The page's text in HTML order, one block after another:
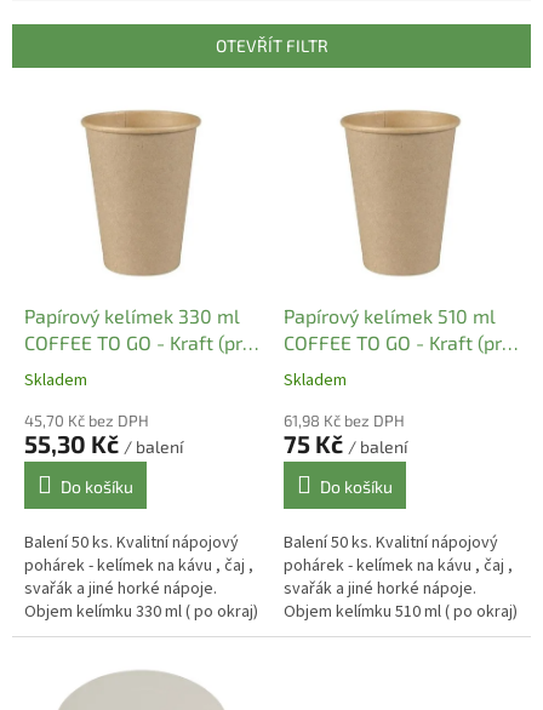
r
OTEVŘÍT FILTR
Papírový kelímek 330 ml
COFFEE TO GO - Kraft (pr.
80 mm) (50 ks)
Skladem
45,70 Kč bez DPH
55,30 Kč / balení
Do košíku
Balení 50 ks. Kvalitní nápojový
pohárek - kelímek na kávu , čaj ,
svařák a jiné horké nápoje.
Objem kelímku 330 ml ( po okraj)
, užitný objem 250 - 300 ml.
Papírový kelímek 510 ml
COFFEE TO GO - Kraft (pr.
90 mm) (50 ks)
Skladem
61,98 Kč bez DPH
75 Kč / balení
Do košíku
Balení 50 ks. Kvalitní nápojový
pohárek - kelímek na kávu , čaj ,
svařák a jiné horké nápoje.
Objem kelímku 510 ml ( po okraj)
, užitný objem 400 - 450 ml.